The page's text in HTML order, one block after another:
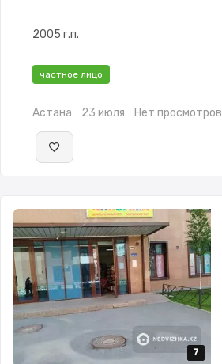
2005 г.п.
частное лицо
Астана 23 июля Нет просмотров
7
7
7
7
7